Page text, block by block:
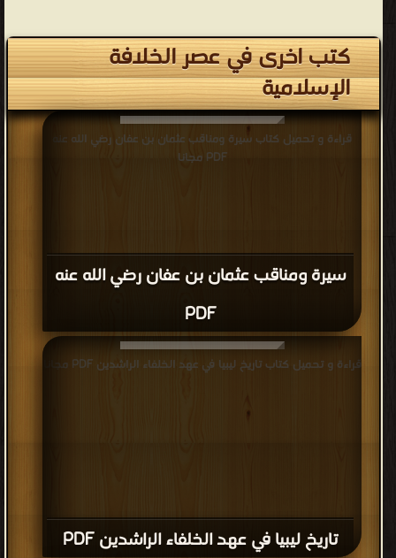
كتب اخرى في عصر الخلافة
الإسلامية
سيرة ومناقب عثمان بن عفان رضي الله عنه
PDF
قراءة و تحميل كتاب سيرة ومناقب عثمان بن عفان رضي الله عنه
PDF مجانا
تاريخ ليبيا في عهد الخلفاء الراشدين PDF
قراءة و تحميل كتاب تاريخ ليبيا في عهد الخلفاء الراشدين PDF مجانا